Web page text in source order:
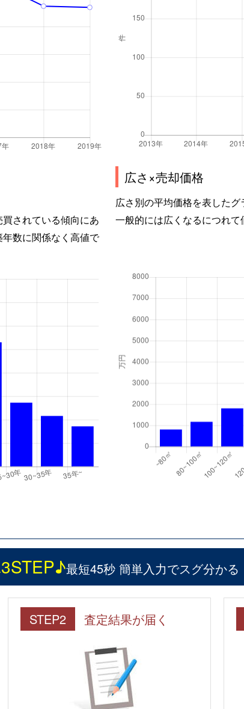
されている傾向にあ
数に関係なく高値で
広さ×売却価格
広さ別の平均価格を表した
一般的には広くなるにつれ
最短45秒 簡単入力でスグ分かる
STEP2 査定結果が届く